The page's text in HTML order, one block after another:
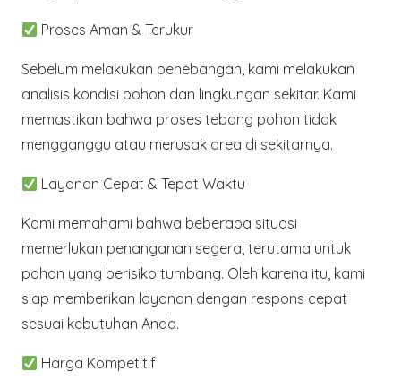
Proses Aman & Terukur
Sebelum melakukan penebangan, kami melakukan
analisis kondisi pohon dan lingkungan sekitar. Kami
memastikan bahwa proses tebang pohon tidak
mengganggu atau merusak area di sekitarnya.
Layanan Cepat & Tepat Waktu
Kami memahami bahwa beberapa situasi
memerlukan penanganan segera, terutama untuk
pohon yang berisiko tumbang. Oleh karena itu, kami
siap memberikan layanan dengan respons cepat
sesuai kebutuhan Anda.
Harga Kompetitif